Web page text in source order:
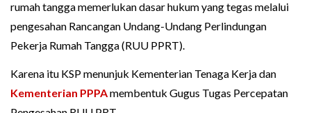
rumah tangga memerlukan dasar hukum yang tegas melalui
pengesahan Rancangan Undang-Undang Perlindungan
Pekerja Rumah Tangga (RUU PPRT).
Karena itu KSP menunjuk Kementerian Tenaga Kerja dan
Kementerian PPPAmembentuk Gugus Tugas Percepatan